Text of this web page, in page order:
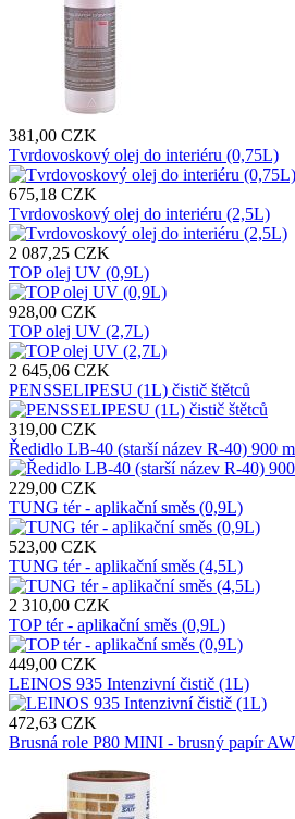
381,00 CZK
Tvrdovoskový olej do interiéru (0,75L)
675,18 CZK
Tvrdovoskový olej do interiéru (2,5L)
2 087,25 CZK
TOP olej UV (0,9L)
928,00 CZK
TOP olej UV (2,7L)
2 645,06 CZK
PENSSELIPESU (1L) čistič štětců
319,00 CZK
Ředidlo LB-40 (starší název R-40) 900
229,00 CZK
TUNG tér - aplikační směs (0,9L)
523,00 CZK
TUNG tér - aplikační směs (4,5L)
2 310,00 CZK
TOP tér - aplikační směs (0,9L)
449,00 CZK
LEINOS 935 Intenzivní čistič (1L)
472,63 CZK
Brusná role P80 MINI - brusný papír